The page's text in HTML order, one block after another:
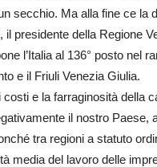
secchio. Ma alla fine ce la
presidente della Regione
l’Italia al 136° posto nel
e il Friuli Venezia Giulia.
e la farraginosità della
il nostro Paese,
tra regioni a statuto
media del lavoro delle